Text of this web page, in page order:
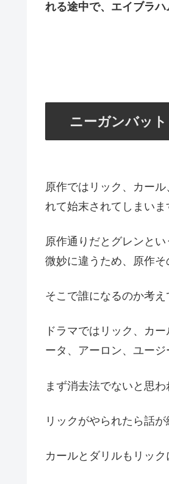
れる途中で、エイブラハ
ニーガンバッ
原作ではリック、カー
れて始末されてしまいま
原作通りだとグレンと
微妙に違うため、原作そ
そこで誰になるのか考え
ドラマではリック、カ
ータ、アーロン、ユー
まず消去法でないと思
リックがやられたら話
カールとダリルもリッ